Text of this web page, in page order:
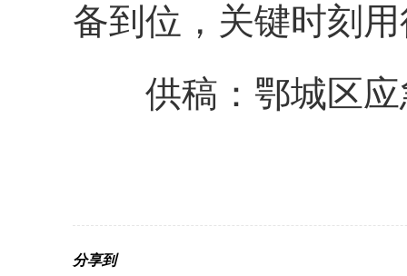
备到位，关键时刻
供稿：鄂城区
分享到